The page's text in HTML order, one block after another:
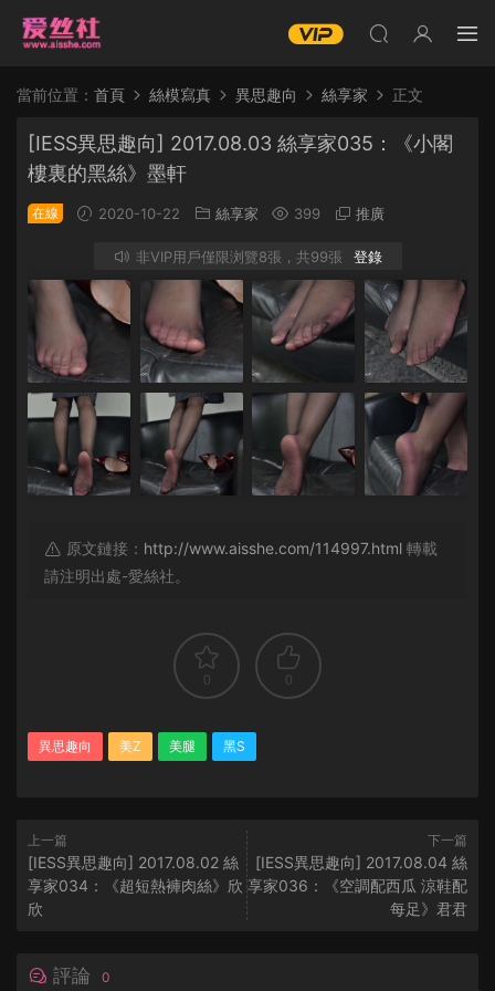
當前位置： 首頁 絲模寫真 異思趣向 絲享家 正文
[IESS異思趣向] 2017.08.03 絲享家035：《小閣
樓裏的黑絲》墨軒
在線 2020-10-22 絲享家 399 推廣
非VIP用戶僅限浏覽8張，共99張 登錄
原文鏈接： http://www.aisshe.com/114997.html 轉載
請注明出處-愛絲社。
0 0
異思趣向 美Z 美腿 黑S
上一篇
[IESS異思趣向] 2017.08.02 絲
享家034：《超短熱褲肉絲》欣
欣
下一篇
[IESS異思趣向] 2017.08.04 絲
享家036：《空調配西瓜 涼鞋配
每足》君君
評論 0